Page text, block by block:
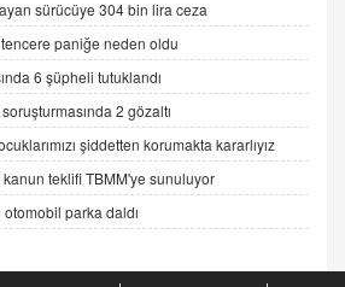
Algı Ne? "Beraber Yürüyoruz"
Peşinden
12:45
Yolu
12:56
ÖZKALE
Başvuru Şartı
sürücüye 304 bin lira ceza
paniğe neden oldu
6 şüpheli tutuklandı
2 gözaltı
şiddetten korumakta kararlıyız
kanun teklifi TBMM'ye sunuluyor
otomobil parka daldı